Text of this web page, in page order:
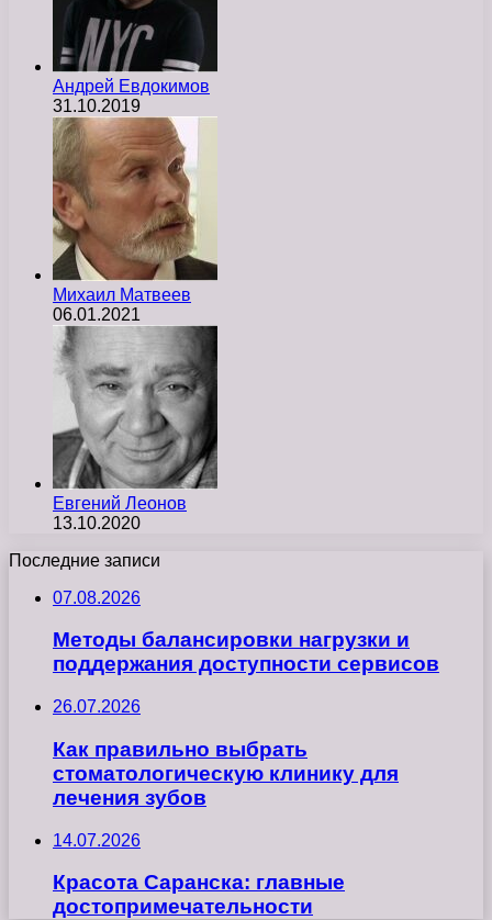
Андрей Евдокимов
31.10.2019
Михаил Матвеев
06.01.2021
Евгений Леонов
13.10.2020
Последние записи
07.08.2026
Методы балансировки нагрузки и
поддержания доступности сервисов
26.07.2026
Как правильно выбрать
стоматологическую клинику для
лечения зубов
14.07.2026
Красота Саранска: главные
достопримечательности